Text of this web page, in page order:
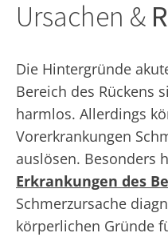
Ursachen &
Die Hintergründe
Bereich des Rückens
harmlos. Allerdings
Vorerkrankungen
auslösen. Besonders
Erkrankungen des
Schmerzursache
körperlichen Gründe